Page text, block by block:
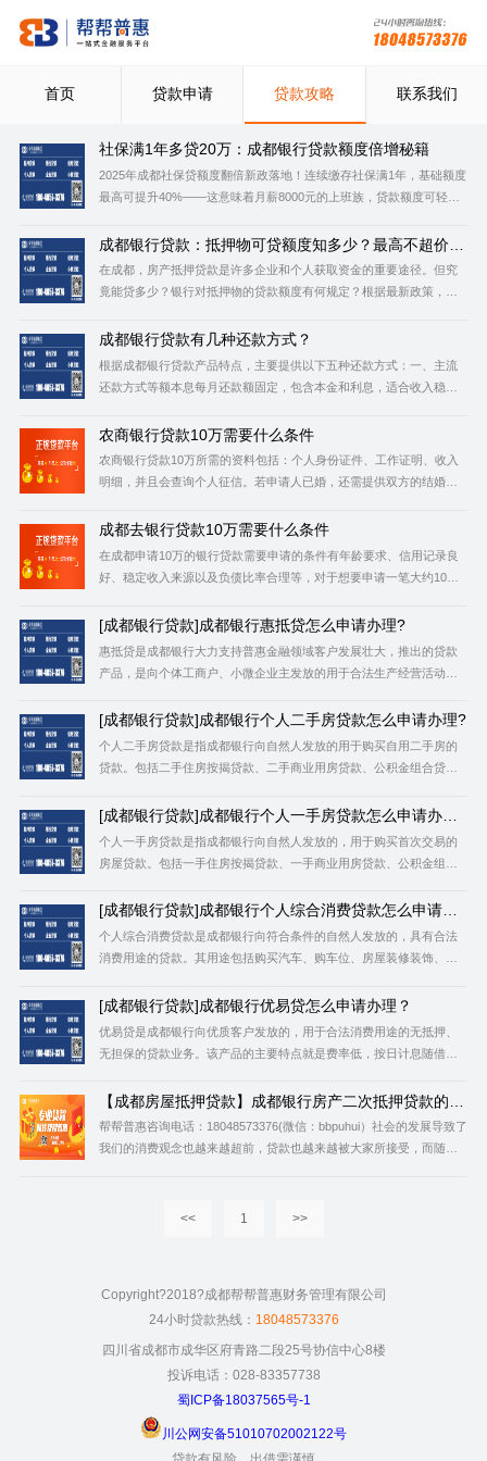
首页 贷款申请 贷款攻略 联系我们
社保满1年多贷20万：成都银行贷款额度倍增秘籍
2025年成都社保贷额度翻倍新政落地！连续缴存社保满1年，基础额度
最高可提升40%——这意味着月薪8000元的上班族，贷款额度可轻松
知》的落地实践，成都银行、建设银行等机构迅速响应，将社保信用
转化为真金白银的融资支持。以成都农商银行为例，社保基数超6
成都银行贷款：抵押物可贷额度知多少？最高不超价值
70%
在成都，房产抵押贷款是许多企业和个人获取资金的重要途径。但究
竟能贷多少？银行对抵押物的贷款额度有何规定？根据最新政策，‌成
具体比例受房产类型、借款人资质及银行政策等多重因素影响。本文
将详细解析不同抵押物的可贷比例、银行政策差异及申请要点，助
成都银行贷款有几种还款方式？
根据成都银行贷款产品特点，主要提供以下五种还款方式：一、主流
还款方式等额本息‌每月还款额固定，包含本金和利息，适合收入稳定
期‌。例如：‌随意分‌消费贷最高30万元支持该方式，期限最长5年‌。等额
本金‌每月偿还固定本金+递减利息，总利息较少但前期
农商银行贷款10万需要什么条件
农商银行贷款10万所需的资料包括：个人身份证件、工作证明、收入
明细，并且会查询个人征信。若申请人已婚，还需提供双方的结婚
据当地农商银行的规定来确定。 农商银行贷款10万需要满足以下条
件：‌ ‌年龄要求‌：申
成都去银行贷款10万需要什么条件
‌在成都申请10万的银行贷款需要申请的条件有年龄要求、信用记录良
好、稳定收入来源以及负债比率合理等，对于想要申请一笔大约10万
是非常重要的第一步。 ‌年龄要求‌：申请人通常需年满18周岁，不超过
[成都银行贷款]成都银行惠抵贷怎么申请办理?
惠抵贷是成都银行大力支持普惠金融领域客户发展壮大，推出的贷款
产品，是向个体工商户、小微企业主发放的用于合法生产经营活动中
值可靠抵押担保的个人生产经营贷款。 成都银行惠抵贷申请条件 1、
有营业执照的企业法人，且个人信用记
[成都银行贷款]成都银行个人二手房贷款怎么申请办理?
个人二手房贷款是指成都银行向自然人发放的用于购买自用二手房的
贷款。包括二手住房按揭贷款、二手商业用房贷款、公积金组合贷
明，具有完全民事行为能力； 2、信用记录良好，具有偿还贷款本息的
[成都银行贷款]成都银行个人一手房贷款怎么申请办
理？
个人一手房贷款是指成都银行向自然人发放的，用于购买首次交易的
房屋贷款。包括一手住房按揭贷款、一手商业用房贷款、公积金组合
都银行个人一手房贷款的条件 1.具有合法有效的身份证明，具有完全
民事行为能力。 2.
[成都银行贷款]成都银行个人综合消费贷款怎么申请办
理？
个人综合消费贷款是成都银行向符合条件的自然人发放的，具有合法
消费用途的贷款。其用途包括购买汽车、购车位、房屋装修装饰、购
合消费贷款条件 1.具有合法有效身份证明，具有完全民事行为能力；
[成都银行贷款]成都银行优易贷怎么申请办理？
优易贷是成都银行向优质客户发放的，用于合法消费用途的无抵押、
无担保的贷款业务。该产品的主要特点就是费率低，按日计息随借随
银行优易贷的特点 费率低：按日计息，随借随还。 手续简：一次授
信，循环使用。
【成都房屋抵押贷款】成都银行房产二次抵押贷款的要
求条件？
帮帮普惠咨询电话：18048573376(微信：bbpuhui）社会的发展导致了
我们的消费观念也越来越超前，贷款也越来越被大家所接受，而随着
要额外抵押物，相比一般信用贷款额度高很多。今天就给大家介绍一
<< 1 >>
Copyright?2018?成都帮帮普惠财务管理有限公司
24小时贷款热线： 18048573376
四川省成都市成华区府青路二段25号协信中心8楼
投诉电话：028-83357738
蜀ICP备18037565号-1
川公网安备51010702002122号